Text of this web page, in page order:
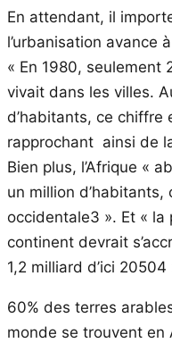
En attendant, il
l’urbanisation avance
« En 1980, seulement
vivait dans les villes.
d’habitants, ce chiffre
rapprochant ainsi de
Bien plus, l’Afrique «
un million d’habitants,
occidentale3 ». Et «
continent devrait
1,2 milliard d’ici 20504
60% des terres
monde se trouvent en